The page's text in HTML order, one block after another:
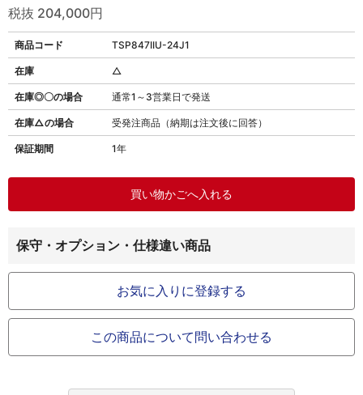
税抜 204,000円
商品コード TSP847IIU-24J1
在庫◎〇の場合 通常1～3営業日で発送
在庫△の場合 受発注商品（納期は注文後に回答）
保証期間 1年
在庫 △
保守・オプション・仕様違い商品
お気に入りに登録する
この商品について問い合わせる